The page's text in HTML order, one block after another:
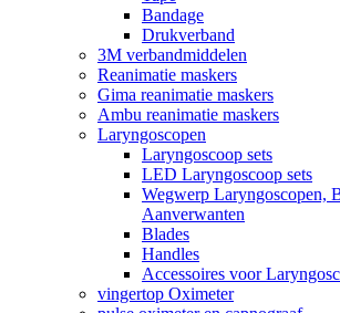
Bandage
Drukverband
3M verbandmiddelen
Reanimatie maskers
Gima reanimatie maskers
Ambu reanimatie maskers
Laryngoscopen
Laryngoscoop sets
LED Laryngoscoop sets
Wegwerp Laryngoscopen,
Aanverwanten
Blades
Handles
Accessoires voor
vingertop Oximeter